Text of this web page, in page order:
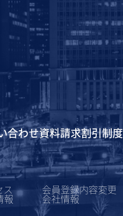
合わせ資料請求割引制度
ス 会員登録内容変更
報 会社情報